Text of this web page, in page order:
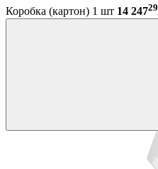
Коробка (картон) 1 шт 14 24729